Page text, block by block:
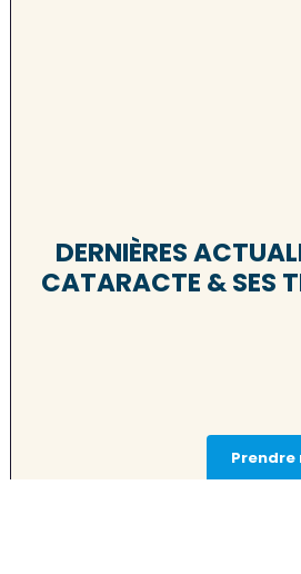
DERNIÈRES
CATARACTE & SES
Prendre